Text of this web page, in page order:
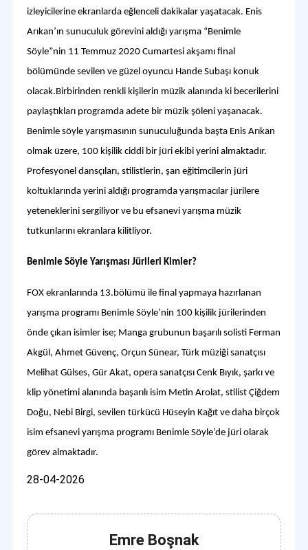
izleyicilerine ekranlarda eğlenceli dakikalar yaşatacak. Enis
Arıkan’ın sunuculuk görevini aldığı yarışma “Benimle
Söyle”nin 11 Temmuz 2020 Cumartesi akşamı final
bölümünde sevilen ve güzel oyuncu Hande Subaşı konuk
olacak.Birbirinden renkli kişilerin müzik alanında ki becerilerini
paylaştıkları programda adete bir müzik şöleni yaşanacak.
Benimle söyle yarışmasının sunuculuğunda başta Enis Arıkan
olmak üzere, 100 kişilik ciddi bir jüri ekibi yerini almaktadır.
Profesyonel dansçıları, stilistlerin, şan eğitimcilerin jüri
koltuklarında yerini aldığı programda yarışmacılar jürilere
yeteneklerini sergiliyor ve bu efsanevi yarışma müzik
tutkunlarını ekranlara kilitliyor.
Benimle Söyle Yarışması Jürileri Kimler?
FOX ekranlarında 13.bölümü ile final yapmaya hazırlanan
yarışma programı Benimle Söyle’nin 100 kişilik jürilerinden
önde çıkan isimler ise; Manga grubunun başarılı solisti Ferman
Akgül, Ahmet Güvenç, Orçun Sünear, Türk müziği sanatçısı
Melihat Gülses, Gür Akat, opera sanatçısı Cenk Bıyık, şarkı ve
klip yönetimi alanında başarılı isim Metin Arolat, stilist Çiğdem
Doğu, Nebi Birgi, sevilen türkücü Hüseyin Kağıt ve daha birçok
isim efsanevi yarışma programı Benimle Söyle’de jüri olarak
görev almaktadır.
28-04-2026
Emre Boşnak